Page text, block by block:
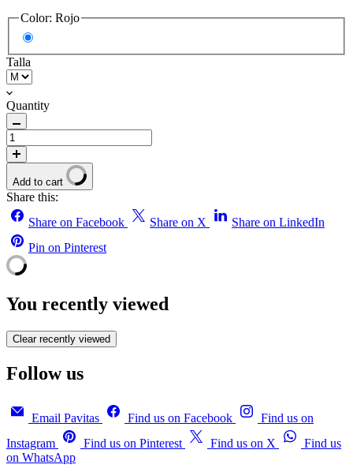
Color: Rojo
Talla
Quantity
Add to cart
Share this:
Share on Facebook
Share on X
Share on LinkedIn
Pin on Pinterest
You recently viewed
Clear recently viewed
Follow us
Email Pavitas Find us on Facebook
Find us on
Instagram
Find us on Pinterest Find us on X
Find us
on WhatsApp